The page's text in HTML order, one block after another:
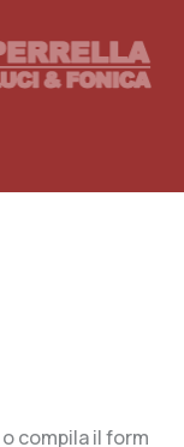
compila il form